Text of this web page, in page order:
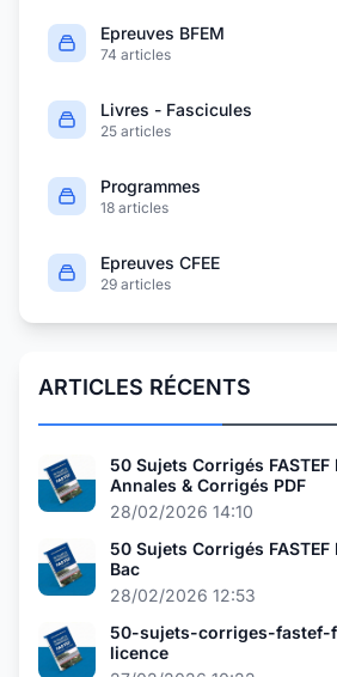
Epreuves BFEM
74 articles
Livres - Fascicules
25 articles
Programmes
18 articles
Epreuves CFEE
29 articles
ARTICLES RÉCENTS
50 Sujets Corrigés
Annales & Corrigés PDF
28/02/2026 14:10
50 Sujets Corrigés
Bac
28/02/2026 12:53
50-sujets-corriges-fastef-
licence